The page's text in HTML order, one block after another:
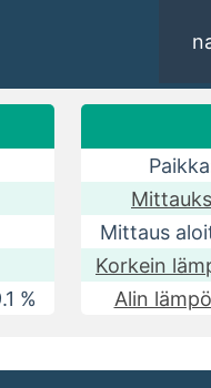
%
Mittaus
Korkein
Alin